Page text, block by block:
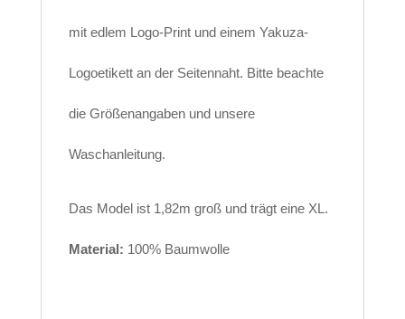
mit edlem Logo-Print und einem Yakuza-
Logoetikett an der Seitennaht. Bitte beachte
die Größenangaben und unsere
Waschanleitung.
Das Model ist 1,82m groß und trägt eine XL.
Material: 100% Baumwolle